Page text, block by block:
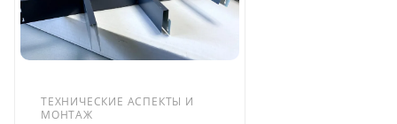
ТЕХНИЧЕСКИЕ АСПЕКТЫ И
МОНТАЖ